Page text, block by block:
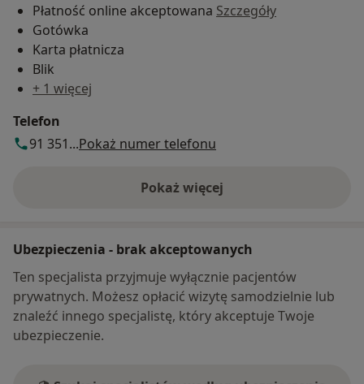
Płatność online akceptowana Szczegóły
Gotówka
Karta płatnicza
Blik
+ 1 więcej
Telefon
91 351...Pokaż numer telefonu
Pokaż więcej
o adresie
Ubezpieczenia - brak akceptowanych
Ten specjalista przyjmuje wyłącznie pacjentów
prywatnych. Możesz opłacić wizytę samodzielnie lub
znaleźć innego specjalistę, który akceptuje Twoje
ubezpieczenie.